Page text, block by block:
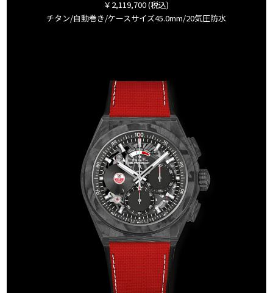
￥2,119,700 (税込)
チタン/自動巻き/ケースサイズ45.0mm/20気圧防水